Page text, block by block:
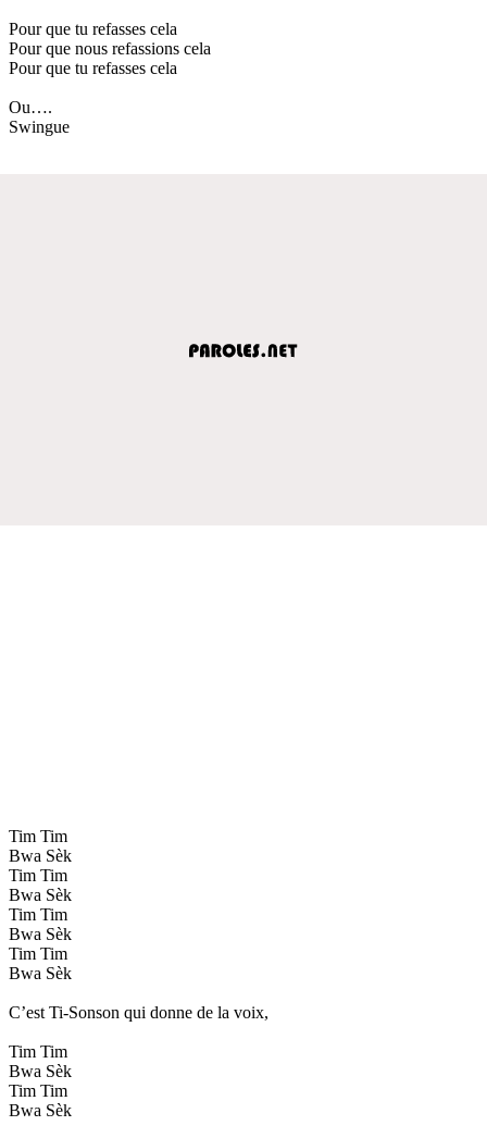
Pour que tu refasses cela
Pour que nous refassions cela
Pour que tu refasses cela
Ou….
Swingue
Tim Tim
Bwa Sèk
Tim Tim
Bwa Sèk
Tim Tim
Bwa Sèk
Tim Tim
Bwa Sèk
C’est Ti-Sonson qui donne de la voix,
Tim Tim
Bwa Sèk
Tim Tim
Bwa Sèk